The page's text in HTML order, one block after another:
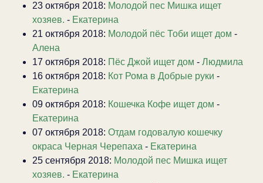
23 октября 2018: Молодой пес Мишка ищет
хозяев. - Екатерина
21 октября 2018: Молодой пёс Тоби ищет дом -
Алена
17 октября 2018: Пёс Джой ищет дом - Людмила
16 октября 2018: Кот Рома в Добрые руки -
Екатерина
09 октября 2018: Кошечка Кофе ищет дом -
Екатерина
07 октября 2018: Отдам годовалую кошечку
окраса Черная Черепаха - Екатерина
25 сентября 2018: Молодой пес Мишка ищет
хозяев. - Екатерина